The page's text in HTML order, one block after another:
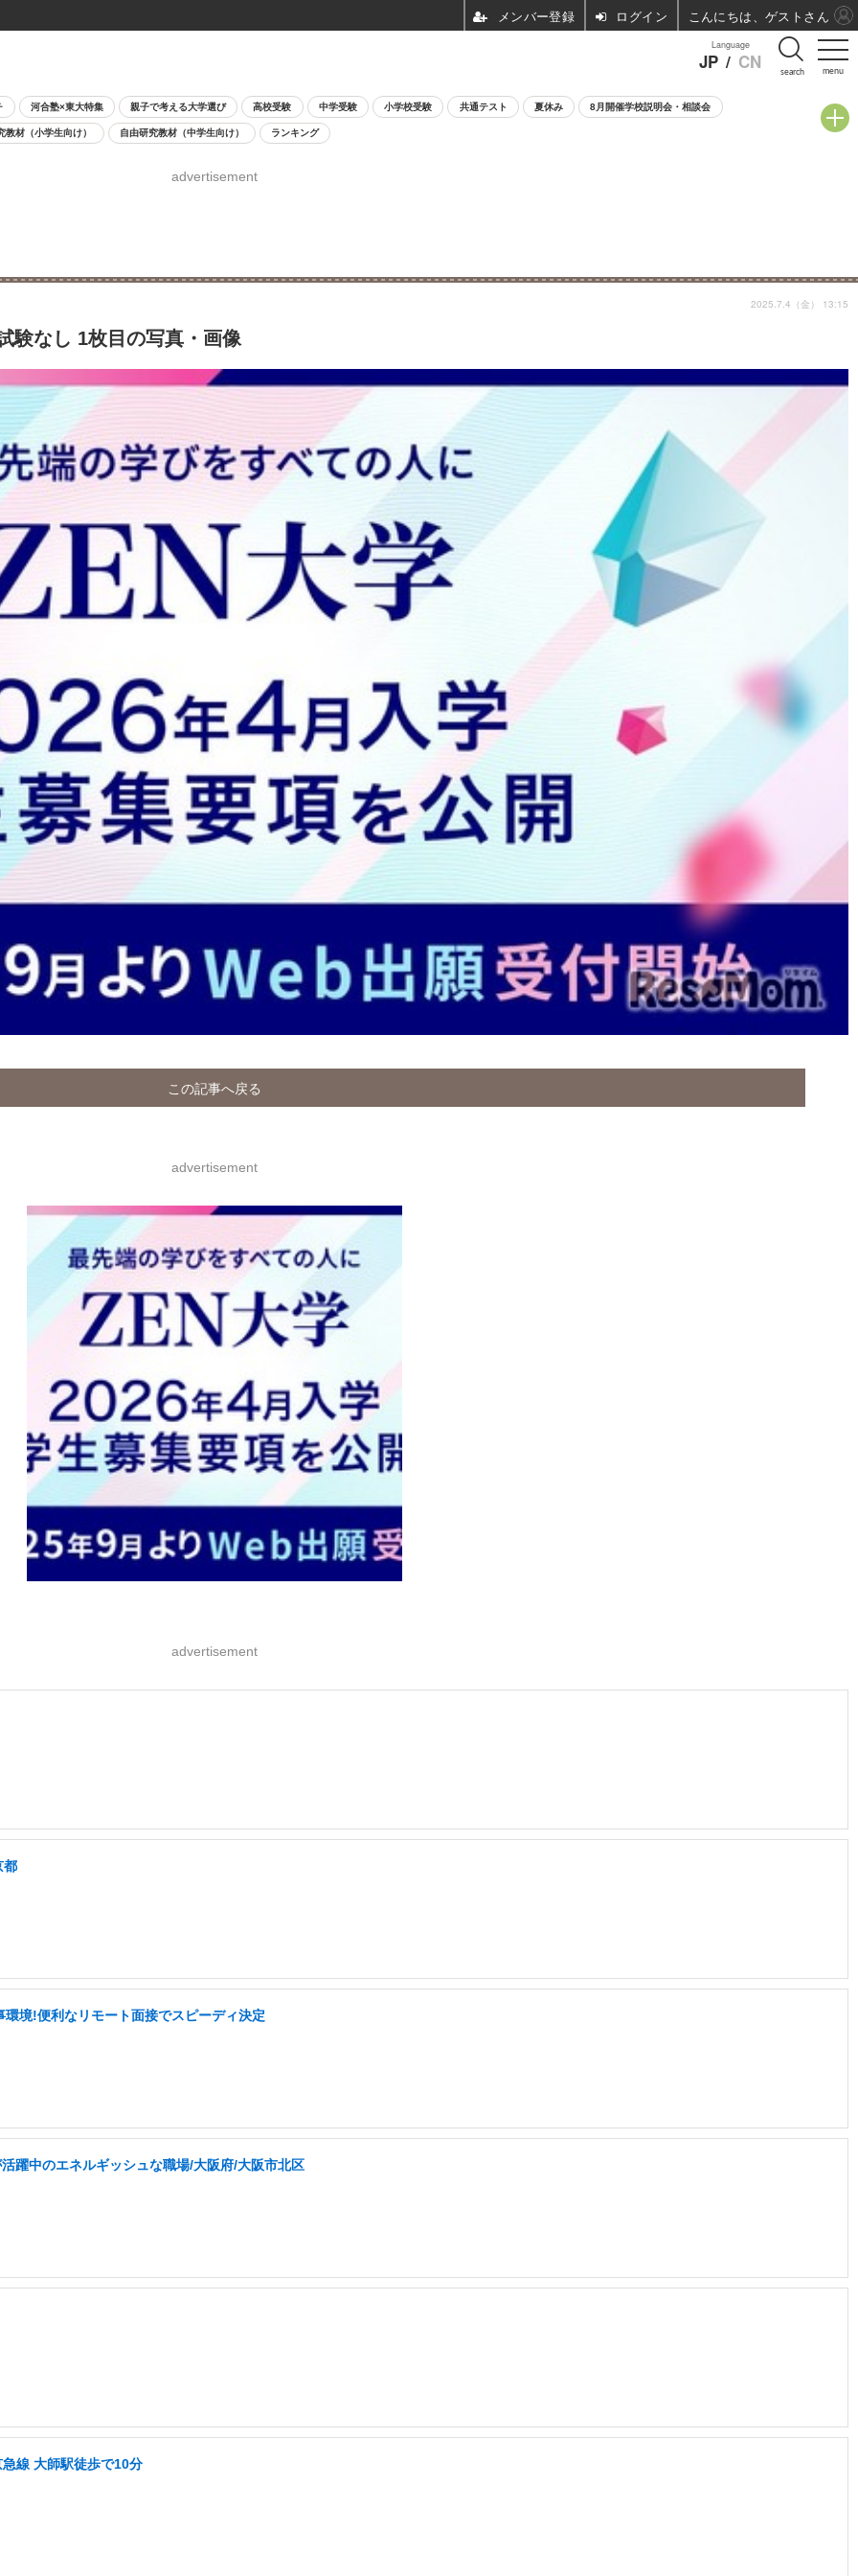
menu
Language
JP / CN search
河合塾×東大特集 親子で考える大学選び 高校受験 中学受験 小学校受験 共通テスト 夏休み 8月開催学校説明会・相談会
教材（小学生向け） 自由研究教材（中学生向け） ランキング
advertisement
験なし 1枚目の写真・画像
2025.7.4（金） 13:15
この記事へ戻る
advertisement
advertisement
都
境!便利なリモート面接でスピーディ決定
躍中のエネルギッシュな職場/大阪府/大阪市北区
線 大師駅徒歩で10分
ログイン こんにちは、ゲストさん